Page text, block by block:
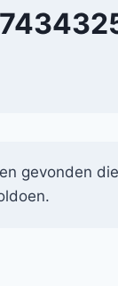
gevonden